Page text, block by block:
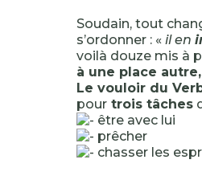
Soudain, tout
s’ordonner : « il en
voilà douze mis à
à une place
Le vouloir du
pourtrois tâches
être avec lui
prêcher
chasser les